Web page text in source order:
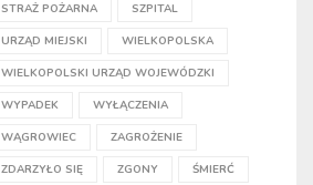
STRAŻ POŻARNA SZPITAL
URZĄD MIEJSKI WIELKOPOLSKA
WIELKOPOLSKI URZĄD WOJEWÓDZKI
WYPADEK WYŁĄCZENIA
WĄGROWIEC ZAGROŻENIE
ZDARZYŁO SIĘ ZGONY ŚMIERĆ